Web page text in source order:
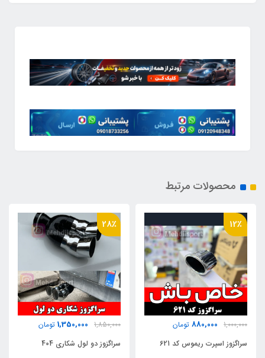
محصولات مرتبط
28٪
1,850,000
1,350,000
سراگزوز دو لول شکاری 404
20٪
350,000
280,000 تومان
نظم دهنده چسبی صندوق عقب